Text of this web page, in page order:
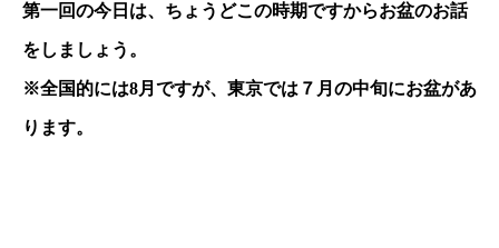
第一回の今日は、ちょうどこの時期ですからお盆のお話
をしましょう。
※全国的には8月ですが、東京では７月の中旬にお盆があ
ります。